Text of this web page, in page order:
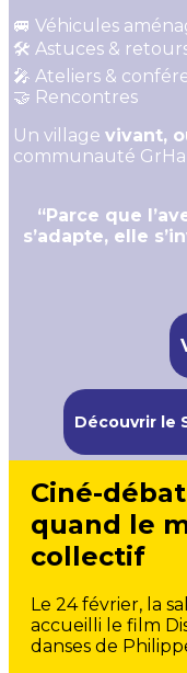
🚐 Véhicules
🛠️ Astuces &
🎤 Ateliers &
🤝 Rencontres
Un village vivant,
communauté
“Parce que
s’adapte, elle
Découvrir le
Ciné-
quand le
collectif
Le 24 février, la
accueilli le film
danses de